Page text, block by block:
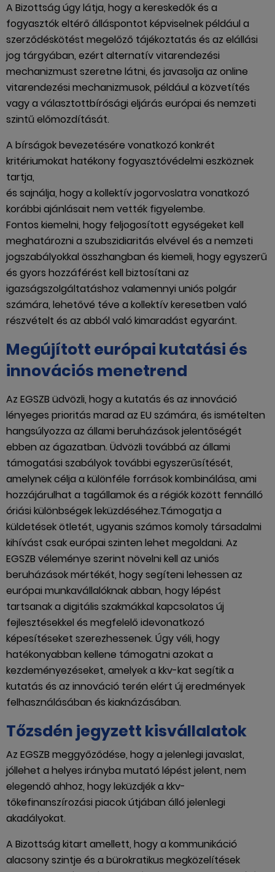
A Bizottság úgy látja, hogy a kereskedők és a
fogyasztók eltérő álláspontot képviselnek például a
szerződéskötést megelőző tájékoztatás és az elállási
jog tárgyában, ezért alternatív vitarendezési
mechanizmust szeretne látni, és javasolja az online
vitarendezési mechanizmusok, például a közvetítés
vagy a választottbírósági eljárás európai és nemzeti
szintű előmozdítását.
A bírságok bevezetésére vonatkozó konkrét
kritériumokat hatékony fogyasztóvédelmi eszköznek
tartja,
és sajnálja, hogy a kollektív jogorvoslatra vonatkozó
korábbi ajánlásait nem vették figyelembe.
Fontos kiemelni, hogy feljogosított egységeket kell
meghatározni a szubszidiaritás elvével és a nemzeti
jogszabályokkal összhangban és kiemeli, hogy egyszerű
és gyors hozzáférést kell biztosítani az
igazságszolgáltatáshoz valamennyi uniós polgár
számára, lehetővé téve a kollektív keresetben való
részvételt és az abból való kimaradást egyaránt.
Megújított európai kutatási és
innovációs menetrend
Az EGSZB üdvözli, hogy a kutatás és az innováció
lényeges prioritás marad az EU számára, és ismételten
hangsúlyozza az állami beruházások jelentőségét
ebben az ágazatban. Üdvözli továbbá az állami
támogatási szabályok további egyszerűsítését,
amelynek célja a különféle források kombinálása, ami
hozzájárulhat a tagállamok és a régiók között fennálló
óriási különbségek leküzdéséhez.Támogatja a
küldetések ötletét, ugyanis számos komoly társadalmi
kihívást csak európai szinten lehet megoldani. Az
EGSZB véleménye szerint növelni kell az uniós
beruházások mértékét, hogy segíteni lehessen az
európai munkavállalóknak abban, hogy lépést
tartsanak a digitális szakmákkal kapcsolatos új
fejlesztésekkel és megfelelő idevonatkozó
képesítéseket szerezhessenek. Úgy véli, hogy
hatékonyabban kellene támogatni azokat a
kezdeményezéseket, amelyek a kkv-kat segítik a
kutatás és az innováció terén elért új eredmények
felhasználásában és kiaknázásában.
Tőzsdén jegyzett kisvállalatok
Az EGSZB meggyőződése, hogy a jelenlegi javaslat,
jóllehet a helyes irányba mutató lépést jelent, nem
elegendő ahhoz, hogy leküzdjék a kkv-
tőkefinanszírozási piacok útjában álló jelenlegi
akadályokat.
A Bizottság kitart amellett, hogy a kommunikáció
alacsony szintje és a bürokratikus megközelítések